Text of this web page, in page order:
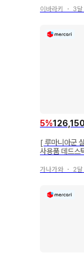
#빈티지구제 #스
이바라키 ・ 3달
5%
[ 루마니아군
사용품 데드스
가나가와 ・ 2달